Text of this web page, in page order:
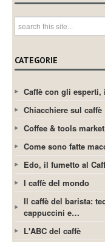
CATEGORIE
Caffè con gli
Chiacchiere sul caffè
Coffee & tools
Come sono fatte
Edo, il fumetto al
I caffè del mondo
Il caffè del barista:
cappuccini e…
L'ABC del caffè